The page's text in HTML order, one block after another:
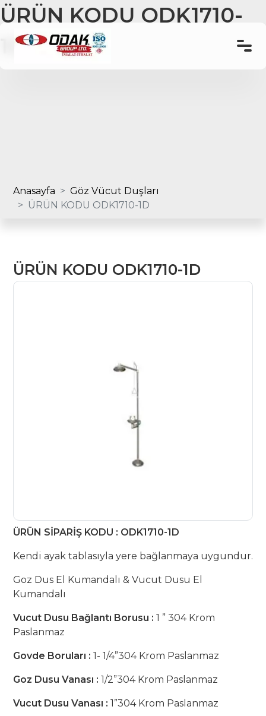
İletişim
ÜRÜN KODU ODK1710-
1D
Anasayfa
Göz Vücut Duşları
ÜRÜN KODU ODK1710-1D
ÜRÜN KODU ODK1710-1D
ÜRÜN SİPARİŞ KODU : ODK1710-1D
Kendi ayak tablasıyla yere bağlanmaya uygundur.
Goz Dus El Kumandalı & Vucut Dusu El
Kumandalı
Vucut Dusu Bağlantı Borusu : 1 ” 304 Krom
Paslanmaz
Govde Boruları : 1- 1/4”304 Krom Paslanmaz
Goz Dusu Vanası : 1/2”304 Krom Paslanmaz
Vucut Dusu Vanası : 1”304 Krom Paslanmaz